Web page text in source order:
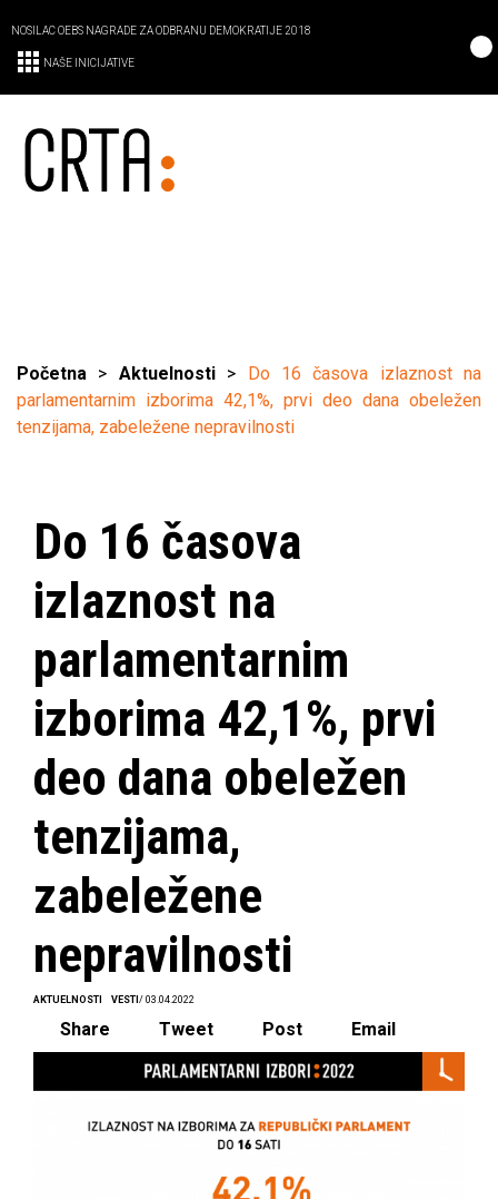
NOSILAC OEBS NAGRADE ZA ODBRANU DEMOKRATIJE 2018
NAŠE INICIJATIVE
Početna > Aktuelnosti> Do 16 časova izlaznost na
parlamentarnim izborima 42,1%, prvi deo dana obeležen
tenzijama, zabeležene nepravilnosti
Do 16 časova
izlaznost na
parlamentarnim
izborima 42,1%, prvi
deo dana obeležen
tenzijama,
zabeležene
nepravilnosti
AKTUELNOSTI VESTI / 03.04.2022
Share Tweet Post Email